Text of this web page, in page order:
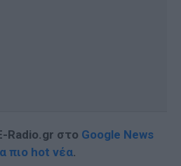
Radio.gr στο Google News
πιο hot νέα.